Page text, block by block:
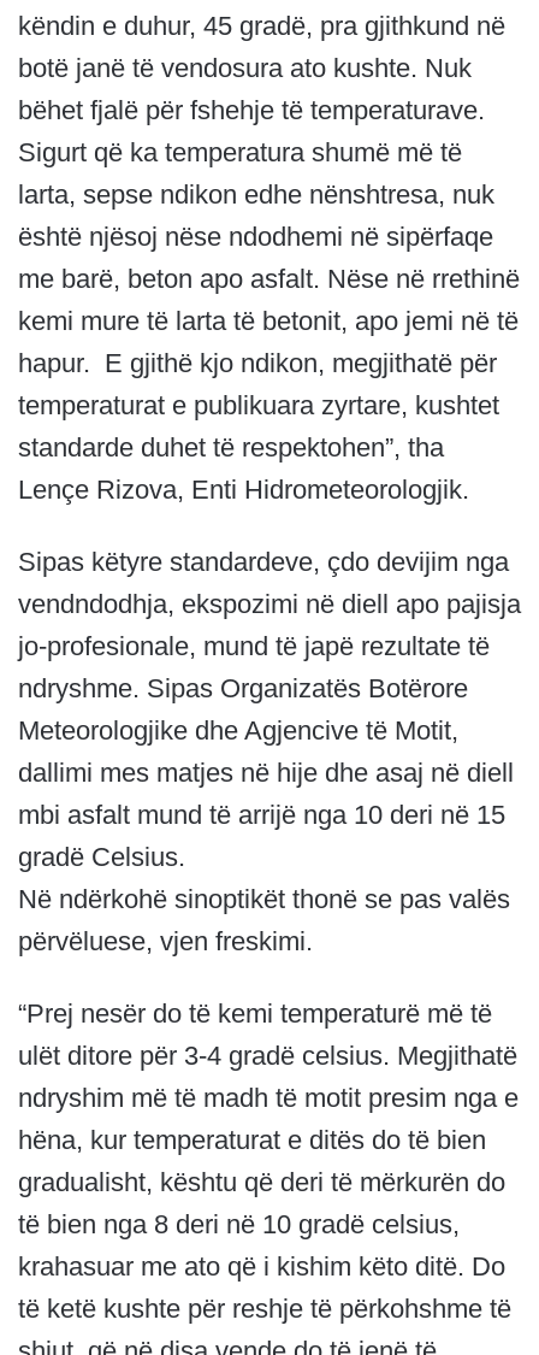
këndin e duhur, 45 gradë, pra gjithkund në
botë janë të vendosura ato kushte. Nuk
bëhet fjalë për fshehje të temperaturave.
Sigurt që ka temperatura shumë më të
larta, sepse ndikon edhe nënshtresa, nuk
është njësoj nëse ndodhemi në sipërfaqe
me barë, beton apo asfalt. Nëse në rrethinë
kemi mure të larta të betonit, apo jemi në të
hapur. E gjithë kjo ndikon, megjithatë për
temperaturat e publikuara zyrtare, kushtet
standarde duhet të respektohen”, tha
Lençe Rizova, Enti Hidrometeorologjik.
Sipas këtyre standardeve, çdo devijim nga
vendndodhja, ekspozimi në diell apo pajisja
jo-profesionale, mund të japë rezultate të
ndryshme. Sipas Organizatës Botërore
Meteorologjike dhe Agjencive të Motit,
dallimi mes matjes në hije dhe asaj në diell
mbi asfalt mund të arrijë nga 10 deri në 15
gradë Celsius.
Në ndërkohë sinoptikët thonë se pas valës
përvëluese, vjen freskimi.
“Prej nesër do të kemi temperaturë më të
ulët ditore për 3-4 gradë celsius. Megjithatë
ndryshim më të madh të motit presim nga e
hëna, kur temperaturat e ditës do të bien
gradualisht, kështu që deri të mërkurën do
të bien nga 8 deri në 10 gradë celsius,
krahasuar me ato që i kishim këto ditë. Do
të ketë kushte për reshje të përkohshme të